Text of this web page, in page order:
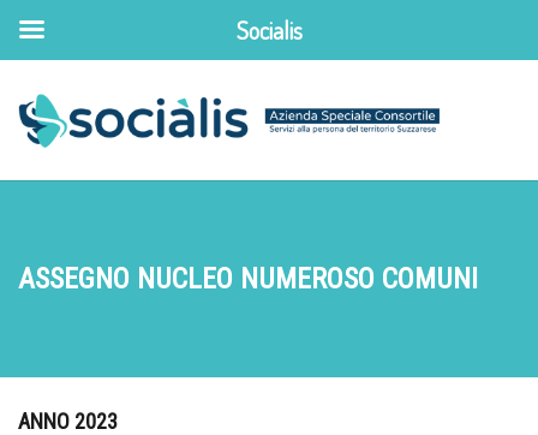
ASSEGNO NUCLEO NUMEROSO COMUNI
ANNO 2023
Socialis